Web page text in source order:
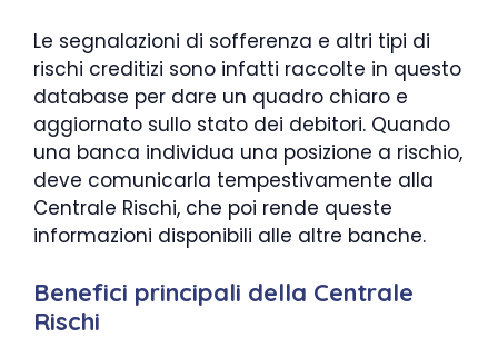
Le segnalazioni di sofferenza e altri tipi di
rischi creditizi sono infatti raccolte in questo
database per dare un quadro chiaro e
aggiornato sullo stato dei debitori. Quando
una banca individua una posizione a rischio,
deve comunicarla tempestivamente alla
Centrale Rischi, che poi rende queste
informazioni disponibili alle altre banche.
Benefici principali della Centrale
Rischi